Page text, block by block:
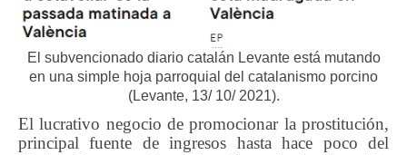
El subvencionado diario catalán Levante está mutando
en una simple hoja parroquial del catalanismo porcino
(Levante, 13/ 10/ 2021).
El lucrativo negocio de promocionar la prostitución,
principal fuente de ingresos hasta hace poco del